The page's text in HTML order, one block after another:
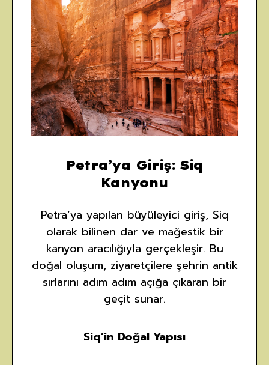
Petra’ya Giriş: Siq
Kanyonu
Petra’ya yapılan büyüleyici giriş, Siq
olarak bilinen dar ve mağestik bir
kanyon aracılığıyla gerçekleşir. Bu
doğal oluşum, ziyaretçilere şehrin antik
sırlarını adım adım açığa çıkaran bir
geçit sunar.
Siq’in Doğal Yapısı